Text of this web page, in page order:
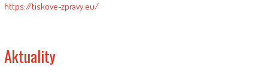
https://tiskove-zpravy.eu/
Aktuality